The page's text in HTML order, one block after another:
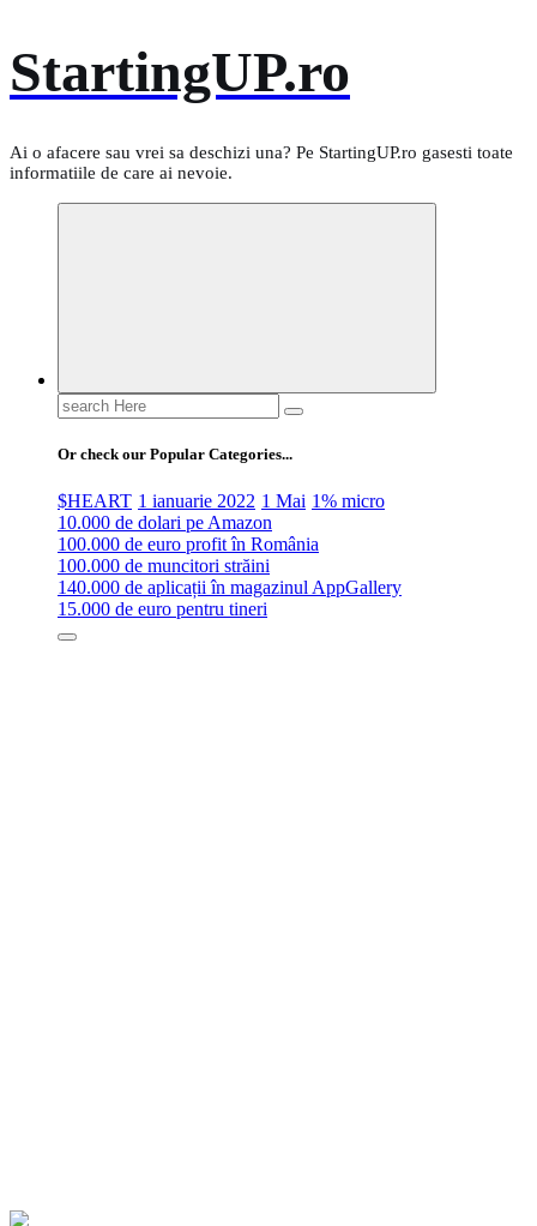
StartingUP.ro
Ai o afacere sau vrei sa deschizi una? Pe StartingUP.ro gasesti toate
informatiile de care ai nevoie.
Search
for:
Or check our Popular Categories...
$HEART 1 ianuarie 2022 1 Mai 1% micro
10.000 de dolari pe Amazon
100.000 de euro profit în România
100.000 de muncitori străini
140.000 de aplicații în magazinul AppGallery
15.000 de euro pentru tineri